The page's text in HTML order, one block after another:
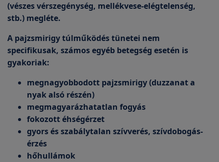
(vészes vérszegénység, mellékvese-elégtelenség,
stb.) megléte.
A pajzsmirigy túlműködés tünetei nem
specifikusak, számos egyéb betegség esetén is
gyakoriak:
megnagyobbodott pajzsmirigy (duzzanat a
nyak alsó részén)
megmagyarázhatatlan fogyás
fokozott éhségérzet
gyors és szabálytalan szívverés, szívdobogás-
érzés
hőhullámok